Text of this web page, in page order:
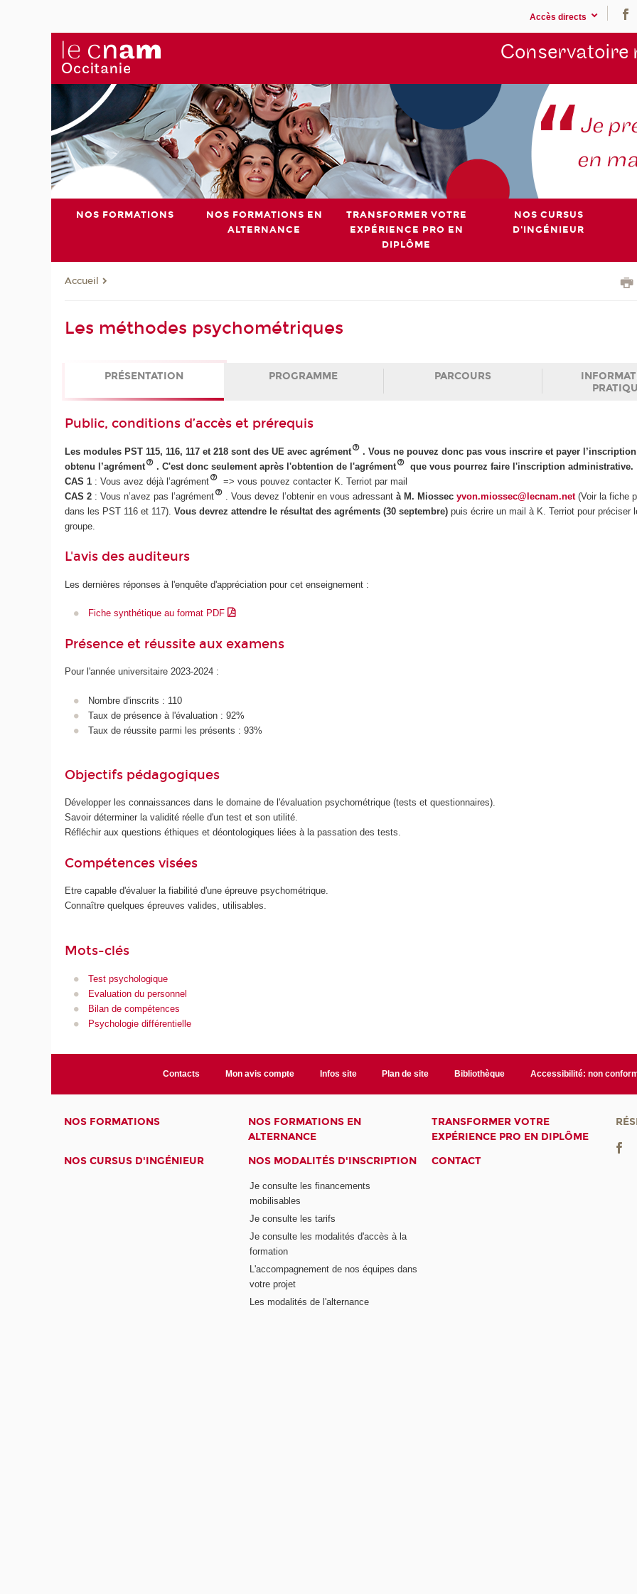
Accès directs
Conservatoire
NOS FORMATIONS
NOS FORMATIONS EN
ALTERNANCE
TRANSFORMER VOTRE
EXPÉRIENCE PRO EN
DIPLÔME
NOS CURSUS
D'INGÉNIEUR
Accueil
Les méthodes psychométriques
PRÉSENTATION PROGRAMME PARCOURS
Public, conditions d’accès et prérequis
Les modules PST 115, 116, 117 et 218 sont des UE avec agrément
. Vous ne pouvez donc pas vous inscrire et payer l’inscription
obtenu l’agrément
. C'est donc seulement après l'obtention de l'agrément
que vous pourrez faire l'inscription administrative.
CAS 1 : Vous avez déjà l’agrément
=> vous pouvez contacter K. Terriot par mail
CAS 2 : Vous n’avez pas l’agrément . Vous devez l’obtenir en vous adressantà M. Miossecyvon.miossec@lecnam.net (Voir la fiche
dans les PST 116 et 117).Vous devrez attendre le résultat des agréments (30 septembre) puis écrire un mail à K. Terriot pour préciser
groupe.
L'avis des auditeurs
Les dernières réponses à l'enquête d'appréciation pour cet enseignement :
Fiche synthétique au format PDF
Présence et réussite aux examens
Pour l'année universitaire 2023-2024 :
Nombre d'inscrits : 110
Taux de présence à l'évaluation : 92%
Taux de réussite parmi les présents : 93%
Objectifs pédagogiques
Développer les connaissances dans le domaine de l'évaluation psychométrique (tests et questionnaires).
Savoir déterminer la validité réelle d'un test et son utilité.
Réfléchir aux questions éthiques et déontologiques liées à la passation des tests.
Compétences visées
Etre capable d'évaluer la fiabilité d'une épreuve psychométrique.
Connaître quelques épreuves valides, utilisables.
Mots-clés
Test psychologique
Evaluation du personnel
Bilan de compétences
Psychologie différentielle
Contacts Mon avis compte Infos site Plan de site Bibliothèque Accessibilité: non
NOS FORMATIONS
NOS FORMATIONS EN
ALTERNANCE
TRANSFORMER VOTRE
EXPÉRIENCE PRO EN DIPLÔME
NOS CURSUS D'INGÉNIEUR
NOS MODALITÉS D'INSCRIPTION
Je consulte les financements
mobilisables
Je consulte les tarifs
Je consulte les modalités d'accès à la
formation
L'accompagnement de nos équipes dans
votre projet
Les modalités de l'alternance
CONTACT